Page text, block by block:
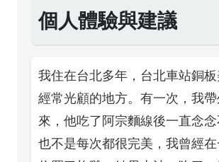
個人體驗與建議
我住在台北多年，台北車站銅
經常光顧的地方。有一次，我
來，他吃了阿宗麵線後一直念
也不是每次都很完美，我曾經